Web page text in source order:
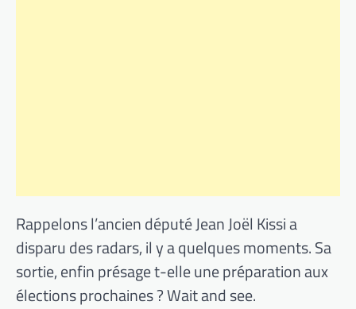
Rappelons l’ancien député Jean Joël Kissi a
disparu des radars, il y a quelques moments. Sa
sortie, enfin présage t-elle une préparation aux
élections prochaines ? Wait and see.